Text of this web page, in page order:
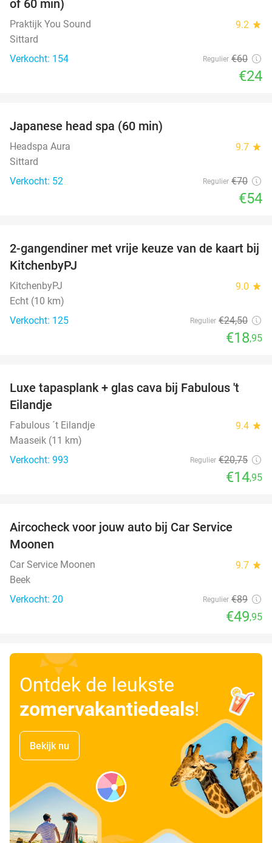
of 60 min)
Praktijk You Sound 9.2 star
Sittard
Verkocht: 154
Regulier €60
€24
Japanese head spa (60 min)
Headspa Aura 9.7 star
Sittard
Verkocht: 52
Regulier €70
€54
23%
2-gangendiner met vrije keuze van de kaart bij
KitchenbyPJ
KitchenbyPJ 9.0 star
Echt (10 km)
Verkocht: 125
Regulier €24,50
€18,95
28%
Luxe tapasplank + glas cava bij Fabulous 't
Eilandje
Fabulous ´t Eilandje 9.4 star
Maaseik (11 km)
Verkocht: 993
Regulier €20,75
€14,95
Aircocheck voor jouw auto bij Car Service
Moonen
Car Service Moonen 9.7 star
Beek
Verkocht: 20
Regulier €89
€49,95
Ontdek de leukste
zomervakantiedeals!
Bekijk nu